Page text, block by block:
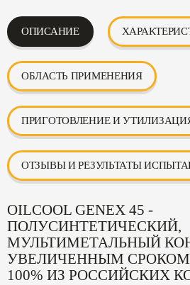
ОПИСАНИЕ
ОБЛАСТЬ ПРИМЕНЕНИЯ
ПРИГОТОВЛЕНИЕ И
ОТЗЫВЫ И РЕЗУЛЬТАТЫ
OILCOOL GENEX 45 -
ПОЛУСИНТЕТИЧЕСКИЙ,
МУЛЬТИМЕТАЛЬНЫЙ
УВЕЛИЧЕННЫМ
100% ИЗ РОССИЙСКИХ